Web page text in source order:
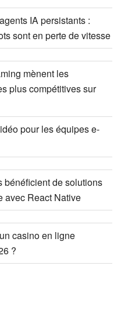
IA persistants :
sont en perte de vitesse
mènent les
plus compétitives sur
pour les équipes e-
bénéficient de solutions
avec React Native
casino en ligne
?